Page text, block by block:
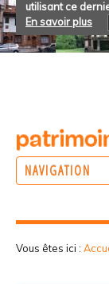
utilisant ce
En savoir plus
NAVIGATION
Vous êtes ici :